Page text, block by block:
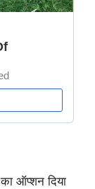
ऑप्शन दिया